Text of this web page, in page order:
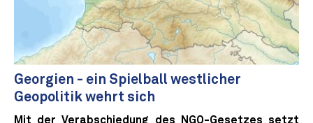
Georgien - ein Spielball westlicher
Geopolitik wehrt sich
Mit der Verabschiedung des NGO-Gesetzes setzt